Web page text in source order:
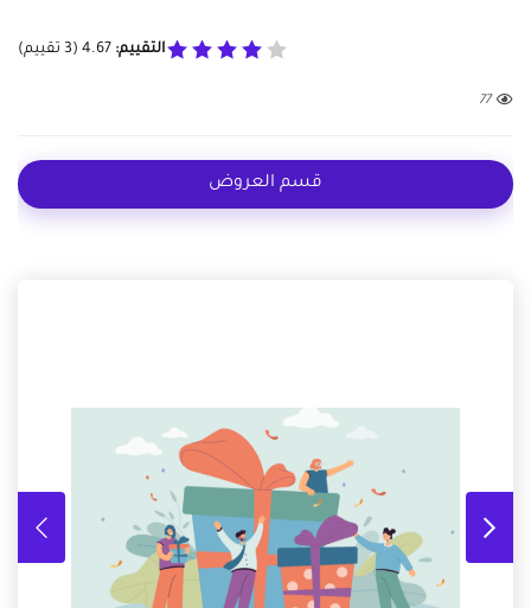
التقييم: 4.67
(
3 تقييم)
77
قسم العروض